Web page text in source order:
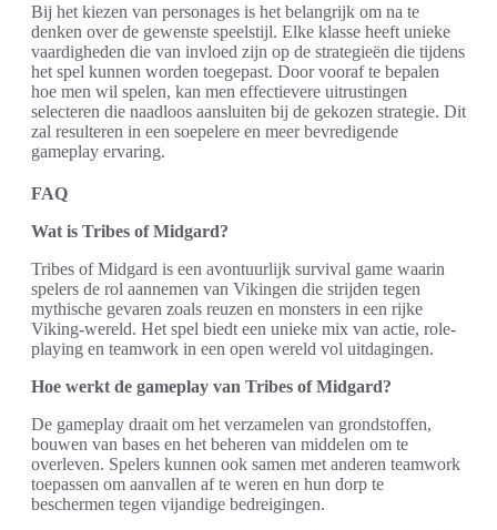
Bij het kiezen van personages is het belangrijk om na te
denken over de gewenste speelstijl. Elke klasse heeft unieke
vaardigheden die van invloed zijn op de strategieën die tijdens
het spel kunnen worden toegepast. Door vooraf te bepalen
hoe men wil spelen, kan men effectievere uitrustingen
selecteren die naadloos aansluiten bij de gekozen strategie. Dit
zal resulteren in een soepelere en meer bevredigende
gameplay ervaring.
FAQ
Wat is Tribes of Midgard?
Tribes of Midgard is een avontuurlijk survival game waarin
spelers de rol aannemen van Vikingen die strijden tegen
mythische gevaren zoals reuzen en monsters in een rijke
Viking-wereld. Het spel biedt een unieke mix van actie, role-
playing en teamwork in een open wereld vol uitdagingen.
Hoe werkt de gameplay van Tribes of Midgard?
De gameplay draait om het verzamelen van grondstoffen,
bouwen van bases en het beheren van middelen om te
overleven. Spelers kunnen ook samen met anderen teamwork
toepassen om aanvallen af te weren en hun dorp te
beschermen tegen vijandige bedreigingen.